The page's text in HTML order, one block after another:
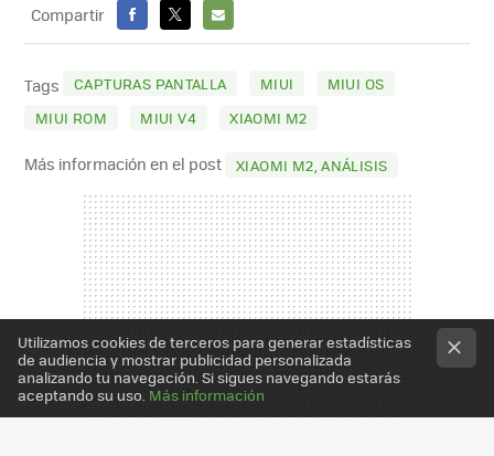
Compartir
FACEBOOK
X
E-
MAIL
Tags CAPTURAS PANTALLA MIUI
MIUI OS
MIUI ROM
MIUI V4 XIAOMI M2
Más información en el post XIAOMI M2, ANÁLISIS
Utilizamos cookies de terceros para generar estadísticas
de audiencia y mostrar publicidad personalizada
analizando tu navegación. Si sigues navegando estarás
aceptando su uso. Más información